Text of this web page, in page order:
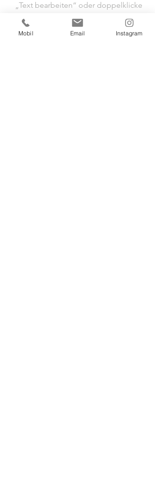
„Text bearbeiten“ oder doppelklicke
auf das Textfeld, um den Inhalt
individuell anzupassen. Füge alle
Mobil Email Instagram